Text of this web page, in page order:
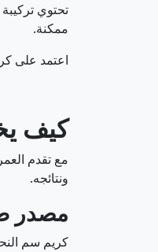
تحتوي
ممكنة.
اعتمد على
كيف
مع تقدم
ونتائجه.
مصدر
كريم سم